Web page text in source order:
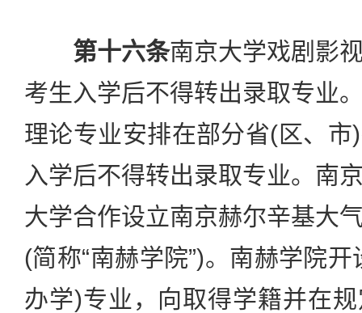
第十六条南京大学戏剧影
考生入学后不得转出录取专业
理论专业安排在部分省(区、
入学后不得转出录取专业。南
大学合作设立南京赫尔辛基大
(简称“南赫学院”)。南赫学院
办学)专业，向取得学籍并在